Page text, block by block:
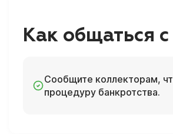
Как общаться
Сообщите коллекторам,
процедуру банкротства.